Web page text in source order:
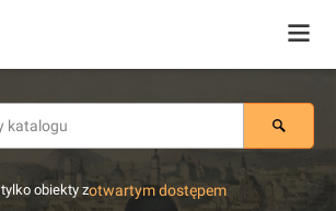
tylko obiekty zotwartym dostępem